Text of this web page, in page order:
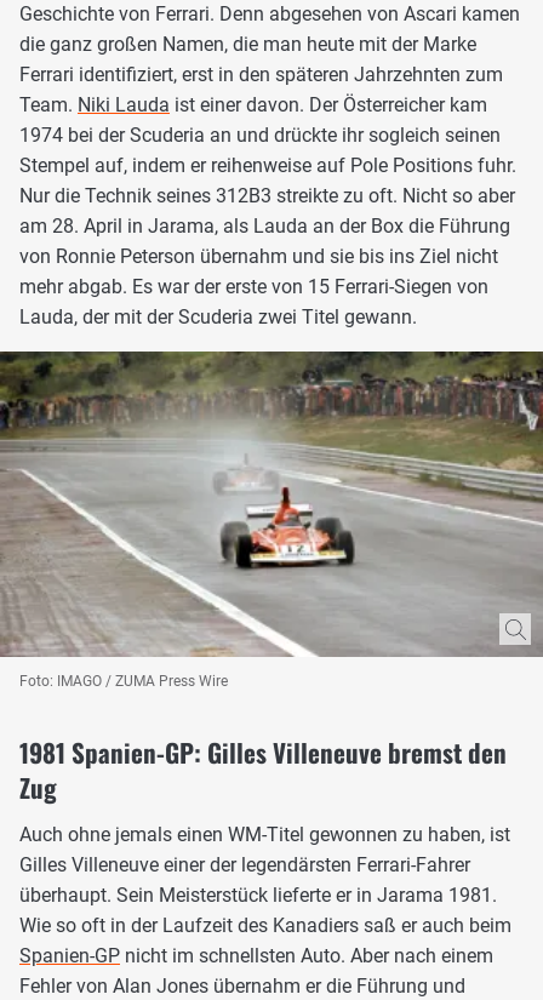
Geschichte von Ferrari. Denn abgesehen von Ascari kamen
die ganz großen Namen, die man heute mit der Marke
Ferrari identifiziert, erst in den späteren Jahrzehnten zum
Team. Niki Lauda ist einer davon. Der Österreicher kam
1974 bei der Scuderia an und drückte ihr sogleich seinen
Stempel auf, indem er reihenweise auf Pole Positions fuhr.
Nur die Technik seines 312B3 streikte zu oft. Nicht so aber
am 28. April in Jarama, als Lauda an der Box die Führung
von Ronnie Peterson übernahm und sie bis ins Ziel nicht
mehr abgab. Es war der erste von 15 Ferrari-Siegen von
Lauda, der mit der Scuderia zwei Titel gewann.
Foto: IMAGO / ZUMA Press Wire
1981 Spanien-GP: Gilles Villeneuve bremst den
Zug
Auch ohne jemals einen WM-Titel gewonnen zu haben, ist
Gilles Villeneuve einer der legendärsten Ferrari-Fahrer
überhaupt. Sein Meisterstück lieferte er in Jarama 1981.
Wie so oft in der Laufzeit des Kanadiers saß er auch beim
Spanien-GP nicht im schnellsten Auto. Aber nach einem
Fehler von Alan Jones übernahm er die Führung und